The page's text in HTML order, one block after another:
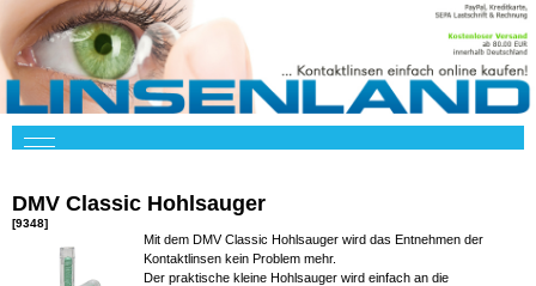
DMV Classic Hohlsauger
[9348]
Mit dem DMV Classic Hohlsauger wird das Entnehmen der
Kontaktlinsen kein Problem mehr.
Der praktische kleine Hohlsauger wird einfach an die